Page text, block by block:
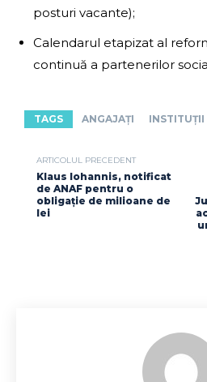
posturi vacante);
Calendarul etapizat al
continuă a partenerilor
TAGS ANGAJAȚI INSTITUȚII
ARTICOLUL PRECEDENT
Klaus Iohannis, notificat
de ANAF pentru o
obligație de milioane de
lei